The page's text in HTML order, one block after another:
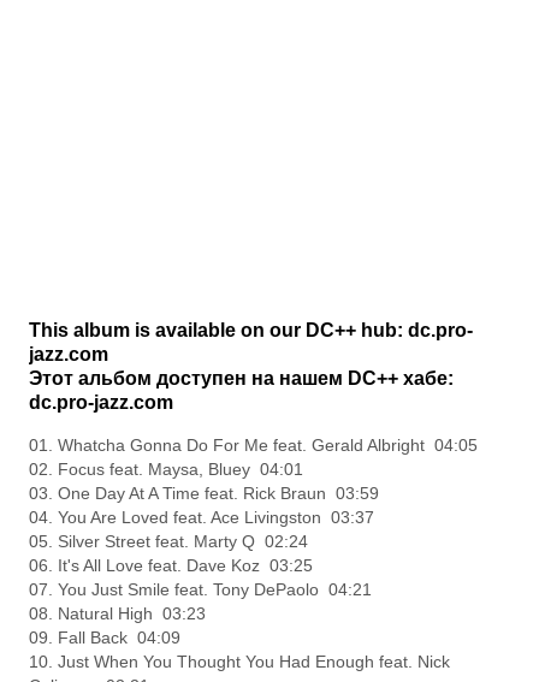
This album is available on our DC++ hub: dc.pro-
jazz.com
Этот альбом доступен на нашем DC++ хабе:
dc.pro-jazz.com
01. Whatcha Gonna Do For Me feat. Gerald Albright 04:05
02. Focus feat. Maysa, Bluey 04:01
03. One Day At A Time feat. Rick Braun 03:59
04. You Are Loved feat. Ace Livingston 03:37
05. Silver Street feat. Marty Q 02:24
06. It's All Love feat. Dave Koz 03:25
07. You Just Smile feat. Tony DePaolo 04:21
08. Natural High 03:23
09. Fall Back 04:09
10. Just When You Thought You Had Enough feat. Nick